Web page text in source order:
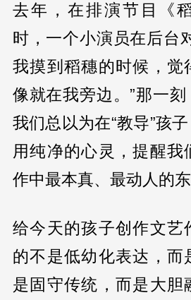
去年，在排演节目《
时，一个小演员在后台
我摸到稻穗的时候，觉
像就在我旁边。”那一刻
我们总以为在“教导”孩
用纯净的心灵，提醒我
作中最本真、最动人的东
给今天的孩子创作文艺
的不是低幼化表达，而
是固守传统，而是大胆